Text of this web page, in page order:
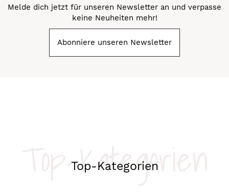
Melde dich jetzt für unseren Newsletter an und verpasse
keine Neuheiten mehr!
Abonniere unseren Newsletter
Top-Kategorien
Top-Kategorien